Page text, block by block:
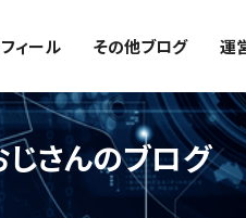
ィール その他ブログ 運
さんのブログ